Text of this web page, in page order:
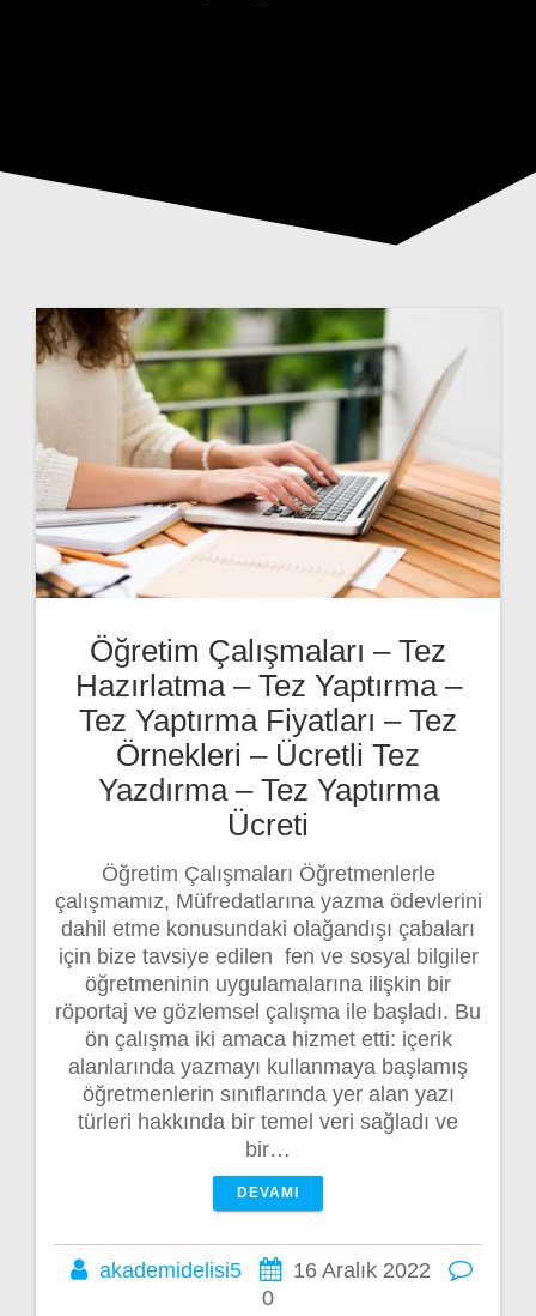
Öğretim Çalışmaları – Tez
Hazırlatma – Tez Yaptırma –
Tez Yaptırma Fiyatları – Tez
Örnekleri – Ücretli Tez
Yazdırma – Tez Yaptırma
Ücreti
Öğretim Çalışmaları Öğretmenlerle
çalışmamız, Müfredatlarına yazma ödevlerini
dahil etme konusundaki olağandışı çabaları
için bize tavsiye edilen fen ve sosyal bilgiler
öğretmeninin uygulamalarına ilişkin bir
röportaj ve gözlemsel çalışma ile başladı. Bu
ön çalışma iki amaca hizmet etti: içerik
alanlarında yazmayı kullanmaya başlamış
öğretmenlerin sınıflarında yer alan yazı
türleri hakkında bir temel veri sağladı ve
bir…
DEVAMI
akademidelisi5
16 Aralık 2022
0